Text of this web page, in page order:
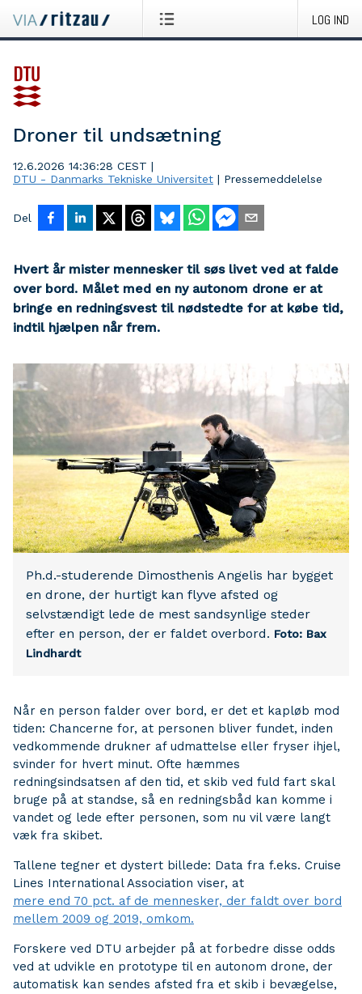
LOG IND
Droner til undsætning
12.6.2026 14:36:28 CEST |
DTU - Danmarks Tekniske Universitet | Pressemeddelelse
Del
Hvert år mister mennesker til søs livet ved at falde
over bord. Målet med en ny autonom drone er at
bringe en redningsvest til nødstedte for at købe tid,
indtil hjælpen når frem.
Ph.d.-studerende Dimosthenis Angelis har bygget
en drone, der hurtigt kan flyve afsted og
selvstændigt lede de mest sandsynlige steder
efter en person, der er faldet overbord. Foto: Bax
Lindhardt
Når en person falder over bord, er det et kapløb mod
tiden: Chancerne for, at personen bliver fundet, inden
vedkommende drukner af udmattelse eller fryser ihjel,
svinder for hvert minut. Ofte hæmmes
redningsindsatsen af den tid, et skib ved fuld fart skal
bruge på at standse, så en redningsbåd kan komme i
vandet og lede efter personen, som nu vil være langt
væk fra skibet.
Tallene tegner et dystert billede: Data fra f.eks. Cruise
Lines International Association viser, at
mere end 70 pct. af de mennesker, der faldt over bord
mellem 2009 og 2019, omkom.
Forskere ved DTU arbejder på at forbedre disse odds
ved at udvikle en prototype til en autonom drone, der
automatisk kan sendes afsted fra et skib i bevægelse,